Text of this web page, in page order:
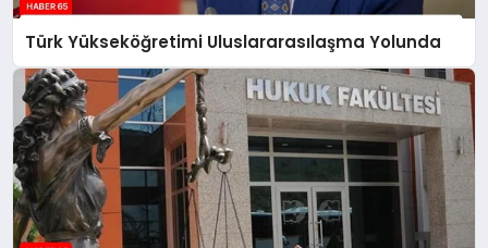
Türk Yükseköğretimi Uluslararasılaşma Yolunda